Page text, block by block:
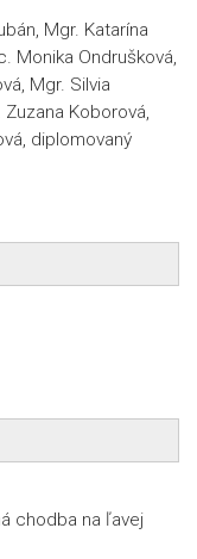
Mgr. Katarína
Monika Ondrušková,
Mgr. Silvia
Koborová,
diplomovaný
chodba na ľavej